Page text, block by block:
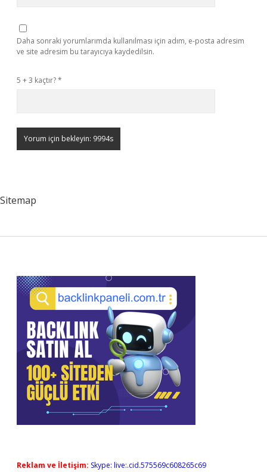
Daha sonraki yorumlarımda kullanılması için adım, e-posta adresim
ve site adresim bu tarayıcıya kaydedilsin.
5 + 3 kaçtır?*
Sitemap
Sidebar
Reklam ve İletişim: Skype: live:.cid.575569c608265c69